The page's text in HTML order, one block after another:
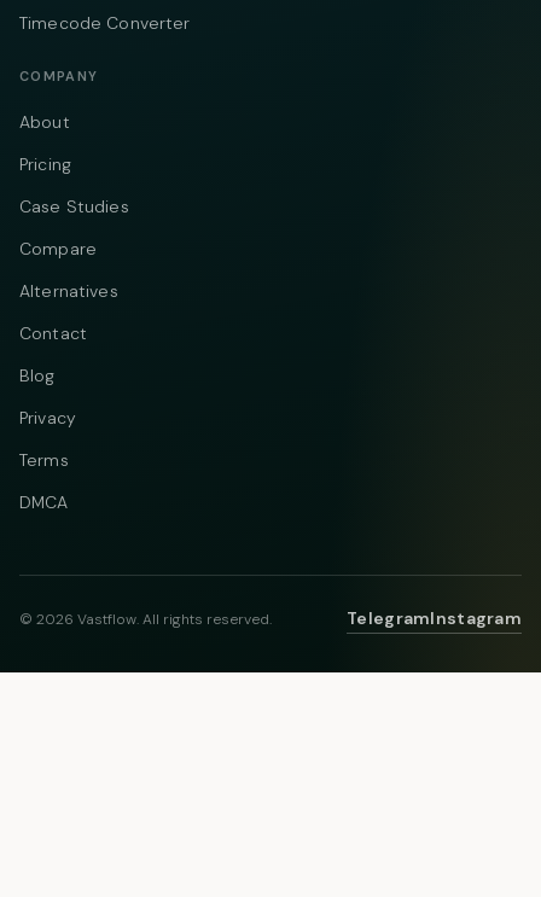
Timecode Converter
COMPANY
About
Pricing
Case Studies
Compare
Alternatives
Contact
Blog
Privacy
Terms
DMCA
© 2026 Vastflow. All rights reserved. TelegramInstagram